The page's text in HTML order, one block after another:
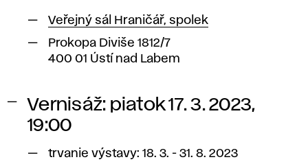
Veřejný sál Hraničář, spolek
Prokopa Diviše 1812/7
400 01 Ústí nad Labem
Vernisáž: piatok 17. 3. 2023,
19:00
trvanie výstavy: 18. 3. - 31. 8. 2023